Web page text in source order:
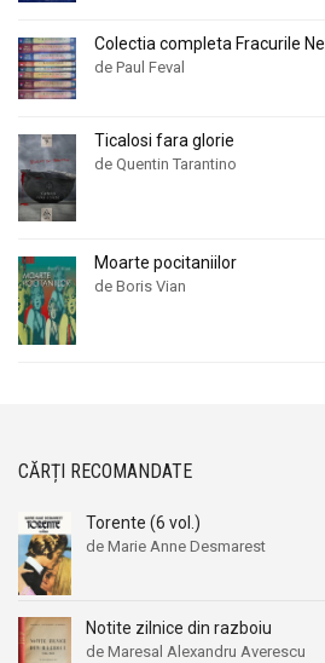
Colectia completa Fracurile
de Paul Feval
Ticalosi fara glorie
de Quentin Tarantino
Moarte pocitaniilor
de Boris Vian
CĂRȚI RECOMANDATE
Torente (6 vol.)
de Marie Anne Desmarest
Notite zilnice din razboiu
de Maresal Alexandru Averescu